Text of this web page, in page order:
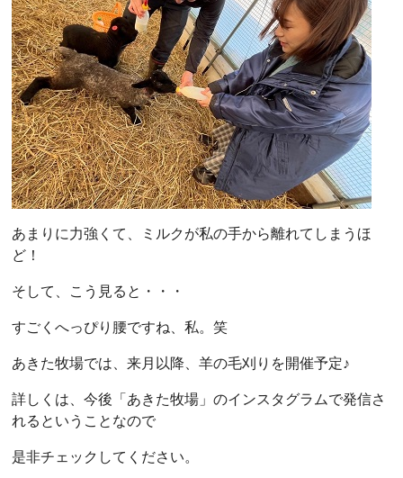
あまりに力強くて、ミルクが私の手から離れてしまうほ
ど！
そして、こう見ると・・・
すごくへっぴり腰ですね、私。笑
あきた牧場では、来月以降、羊の毛刈りを開催予定♪
詳しくは、今後「あきた牧場」のインスタグラムで発信さ
れるということなので
是非チェックしてください。